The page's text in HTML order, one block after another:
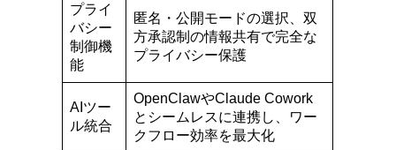
プライ
バシー
制御機
能
匿名・公開モードの選択、双
方承認制の情報共有で完全な
プライバシー保護
AIツー
ル統合
OpenClawやClaude Cowork
とシームレスに連携し、ワー
クフロー効率を最大化